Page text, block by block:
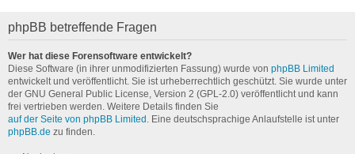
phpBB betreffende Fragen
Wer hat diese Forensoftware entwickelt?
Diese Software (in ihrer unmodifizierten Fassung) wurde von phpBB Limited
entwickelt und veröffentlicht. Sie ist urheberrechtlich geschützt. Sie wurde unter
der GNU General Public License, Version 2 (GPL-2.0) veröffentlicht und kann
frei vertrieben werden. Weitere Details finden Sie
auf der Seite von phpBB Limited . Eine deutschsprachige Anlaufstelle ist unter
phpBB.de zu finden.